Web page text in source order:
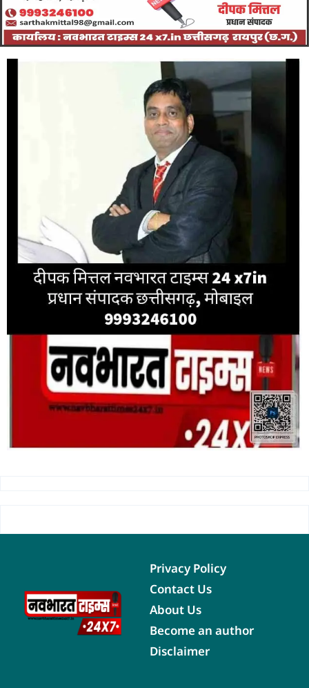
Privacy Policy
Contact Us
About Us
Become an author
Disclaimer